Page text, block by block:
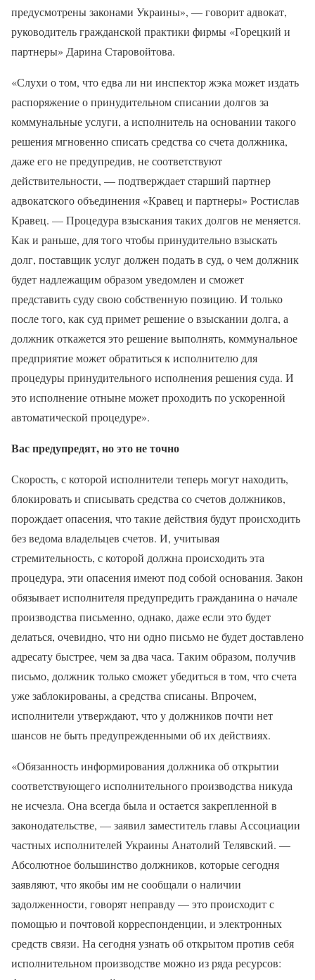
предусмотрены законами Украины», — говорит адвокат,
руководитель гражданской практики фирмы «Горецкий и
партнеры» Дарина Старовойтова.
«Слухи о том, что едва ли ни инспектор жэка может издать
распоряжение о принудительном списании долгов за
коммунальные услуги, а исполнитель на основании такого
решения мгновенно списать средства со счета должника,
даже его не предупредив, не соответствуют
действительности, — подтверждает старший партнер
адвокатского объединения «Кравец и партнеры» Ростислав
Кравец. — Процедура взыскания таких долгов не меняется.
Как и раньше, для того чтобы принудительно взыскать
долг, поставщик услуг должен подать в суд, о чем должник
будет надлежащим образом уведомлен и сможет
представить суду свою собственную позицию. И только
после того, как суд примет решение о взыскании долга, а
должник откажется это решение выполнять, коммунальное
предприятие может обратиться к исполнителю для
процедуры принудительного исполнения решения суда. И
это исполнение отныне может проходить по ускоренной
автоматической процедуре».
Вас предупредят, но это не точно
Скорость, с которой исполнители теперь могут находить,
блокировать и списывать средства со счетов должников,
порождает опасения, что такие действия будут происходить
без ведома владельцев счетов. И, учитывая
стремительность, с которой должна происходить эта
процедура, эти опасения имеют под собой основания. Закон
обязывает исполнителя предупредить гражданина о начале
производства письменно, однако, даже если это будет
делаться, очевидно, что ни одно письмо не будет доставлено
адресату быстрее, чем за два часа. Таким образом, получив
письмо, должник только сможет убедиться в том, что счета
уже заблокированы, а средства списаны. Впрочем,
исполнители утверждают, что у должников почти нет
шансов не быть предупрежденными об их действиях.
«Обязанность информирования должника об открытии
соответствующего исполнительного производства никуда
не исчезла. Она всегда была и остается закрепленной в
законодательстве, — заявил заместитель главы Ассоциации
частных исполнителей Украины Анатолий Телявский. —
Абсолютное большинство должников, которые сегодня
заявляют, что якобы им не сообщали о наличии
задолженности, говорят неправду — это происходит с
помощью и почтовой корреспонденции, и электронных
средств связи. На сегодня узнать об открытом против себя
исполнительном производстве можно из ряда ресурсов: